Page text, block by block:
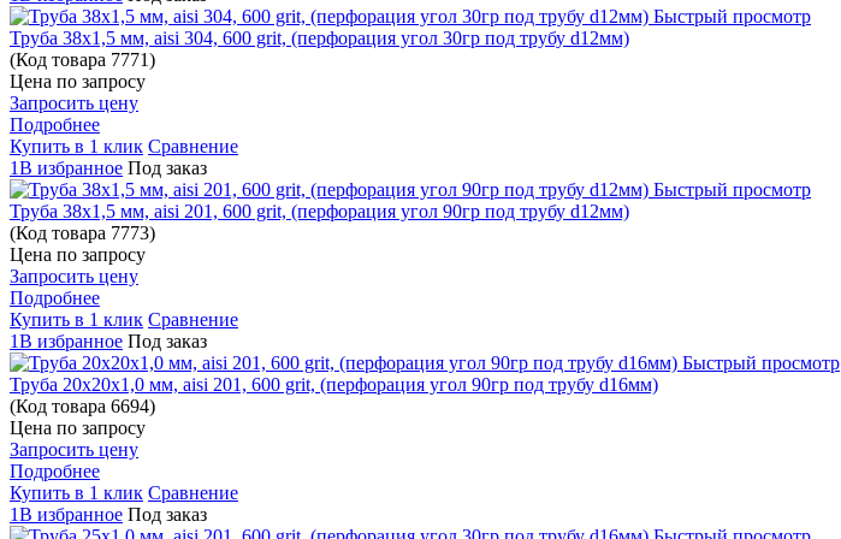
Быстрый просмотр
Труба 38х1,5 мм, aisi 304, 600 grit, (перфорация угол 30гр под трубу d12мм)
(Код товара 7771)
Цена по запросу
Запросить цену
Подробнее
Купить в 1 клик Сравнение
1В избранное Под заказ
Быстрый просмотр
Труба 38х1,5 мм, aisi 201, 600 grit, (перфорация угол 90гр под трубу d12мм)
(Код товара 7773)
Цена по запросу
Запросить цену
Подробнее
Купить в 1 клик Сравнение
1В избранное Под заказ
Быстрый просмотр
Труба 20х20х1,0 мм, aisi 201, 600 grit, (перфорация угол 90гр под трубу d16мм)
(Код товара 6694)
Цена по запросу
Запросить цену
Подробнее
Купить в 1 клик Сравнение
1В избранное Под заказ